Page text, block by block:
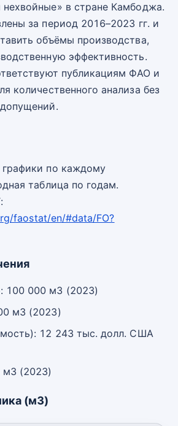
в стране Камбоджа.
за период 2016–2023 гг. и
объёмы производства,
эффективность.
публикациям ФАО и
количественного анализа без
по каждому
таблица по годам.
faostat/en/#data/FO?
100 000 м3 (2023)
м3 (2023)
12 243 тыс. долл. США
м3 (2023)
(м3)